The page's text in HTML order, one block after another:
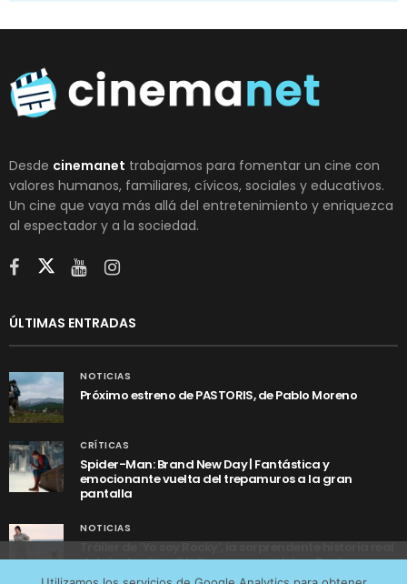
Desde cinemanet trabajamos para fomentar un cine con
valores humanos, familiares, cívicos, sociales y educativos.
Un cine que vaya más allá del entretenimiento y enriquezca
al espectador y a la sociedad.
ÚLTIMAS ENTRADAS
NOTICIAS
Próximo estreno de PASTORIS, de Pablo Moreno
CRÍTICAS
Spider-Man: Brand New Day | Fantástica y
emocionante vuelta del trepamuros a la gran
pantalla
NOTICIAS
Tráiler de ‘Yo soy Rocky’, la sorprendente historia real
detrás de cómo Stallone se convirtió en Rocky